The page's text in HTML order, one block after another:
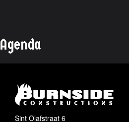
Agenda
Sint Olafstraat 6